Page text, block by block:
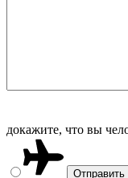
докажите, что вы